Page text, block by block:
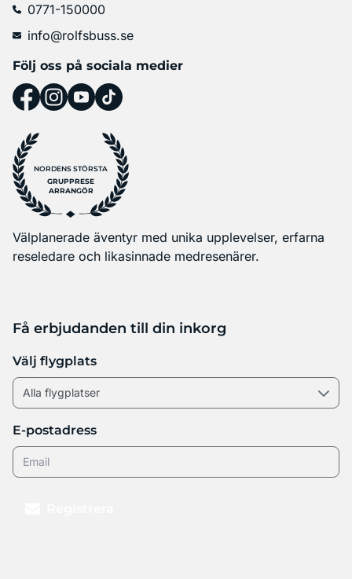
0771-150000
info@rolfsbuss.se
Följ oss på sociala medier
NORDENS STÖRSTA
GRUPPRESE
ARRANGÖR
Välplanerade äventyr med unika upplevelser, erfarna
reseledare och likasinnade medresenärer.
Få erbjudanden till din inkorg
Välj flygplats
E-postadress